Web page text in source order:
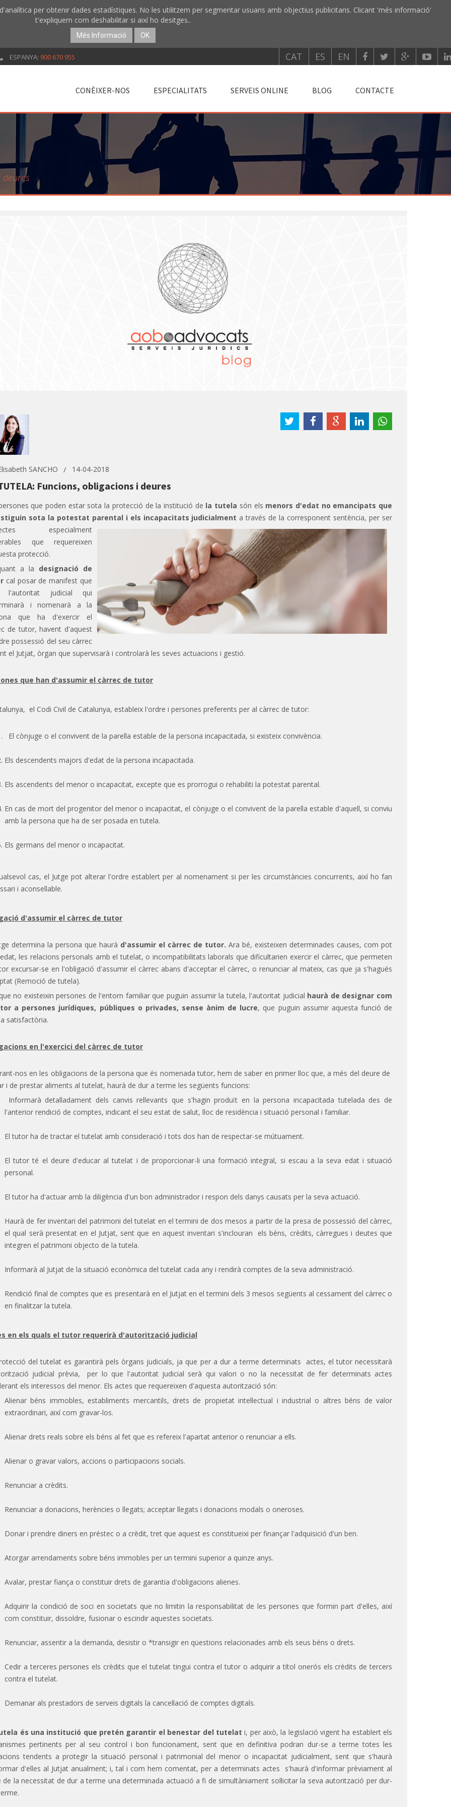
per obtenir dades estadístiques. No les utilitzem per segmentar usuaris amb objectius publicitaris. Clicant 'més informació'
t'expliquem com deshabilitar si així ho desitges..
Més Informació OK
ESPANYA: 900 670 955 CAT ES EN
CONÈIXER-NOS ESPECIALITATS SERVEIS ONLINE BLOG CONTACTE
deures
SANCHO 14-04-2018
Funcions, obligacions i deures
que poden estar sota la protecció de la institució de la tutela són els menors d'edat no emancipats que
sota la potestat parental i els incapacitats judicialment a través de la corresponent sentència,per ser
especialment
que requereixen
protecció.
a la designació de
cal posar de manifest que
l'autoritat judicial qui
i nomenarà a la
que ha d'exercir el
de tutor, havent d'aquest
possessió del seu càrrec
el Jutjat, òrgan que supervisarà i controlarà les seves actuacions i gestió.
que han d'assumir el càrrec de tutor
el Codi Civil de Catalunya, estableix l'ordre i persones preferents per al càrrec de tutor:
El cònjuge o el convivent de la parella estable de la persona incapacitada, si existeix convivència.
Els descendents majors d'edat de la persona incapacitada.
Els ascendents del menor o incapacitat, excepte que es prorrogui o rehabiliti la potestat parental.
En cas de mort del progenitor del menor o incapacitat, el cònjuge o el convivent de la parella estable d'aquell, si conviu
amb la persona que ha de ser posada en tutela.
Els germans del menor o incapacitat.
cas, el Jutge pot alterar l'ordre establert per al nomenament si per les circumstàncies concurrents, així ho fan
i aconsellable.
d'assumir el càrrec de tutor
determina la persona que haurà d'assumir el càrrec de tutor. Ara bé, existeixen determinades causes, com pot
les relacions personals amb el tutelat, o incompatibilitats laborals que dificultarien exercir el càrrec, que permeten
excursar-se en l'obligació d'assumir el càrrec abans d'acceptar el càrrec, o renunciar al mateix, cas que ja s'hagués
(Remoció de tutela).
no existeixin persones de l'entorn familiar que puguin assumir la tutela, l'autoritat judicial haurà de designar com
a persones jurídiques, públiques o privades, sense ànim de lucre, que puguin assumir aquesta funció de
satisfactòria.
en l'exercici del càrrec de tutor
nos en les obligacions de la persona que és nomenada tutor, hem de saber en primer lloc que, a més del deure de
i de prestar aliments al tutelat, haurà de dur a terme les següents funcions:
Informarà detalladament dels canvis rellevants que s'hagin produït en la persona incapacitada tutelada des de
l'anterior rendició de comptes, indicant el seu estat de salut, lloc de residència i situació personal i familiar.
El tutor ha de tractar el tutelat amb consideració i tots dos han de respectar-se mútuament.
El tutor té el deure d'educar al tutelat i de proporcionar-li una formació integral, si escau a la seva edat i situació
personal.
El tutor ha d'actuar amb la diligència d'un bon administrador i respon dels danys causats per la seva actuació.
Haurà de fer inventari del patrimoni del tutelat en el termini de dos mesos a partir de la presa de possessió del càrrec,
el qual serà presentat en el Jutjat, sent que en aquest inventari s'inclouran els béns, crèdits, càrregues i deutes que
integren el patrimoni objecto de la tutela.
Informarà al Jutjat de la situació econòmica del tutelat cada any i rendirà comptes de la seva administració.
Rendició final de comptes que es presentarà en el Jutjat en el termini dels 3 mesos següents al cessament del càrrec o
en finalitzar la tutela.
en els quals el tutor requerirà d'autorització judicial
del tutelat es garantirà pels òrgans judicials, ja que per a dur a terme determinats actes, el tutor necessitarà
judicial prèvia, per lo que l'autoritat judicial serà qui valori o no la necessitat de fer determinats actes
els interessos del menor. Els actes que requereixen d'aquesta autorització són:
Alienar béns immobles, establiments mercantils, drets de propietat intel·lectual i industrial o altres béns de valor
extraordinari, així com gravar-los.
Alienar drets reals sobre els béns al fet que es refereix l'apartat anterior o renunciar a ells.
Alienar o gravar valors, accions o participacions socials.
Renunciar a crèdits.
Renunciar a donacions, herències o llegats; acceptar llegats i donacions modals o oneroses.
Donar i prendre diners en préstec o a crèdit, tret que aquest es constitueixi per finançar l'adquisició d'un ben.
Atorgar arrendaments sobre béns immobles per un termini superior a quinze anys.
Avalar, prestar fiança o constituir drets de garantia d'obligacions alienes.
Adquirir la condició de soci en societats que no limitin la responsabilitat de les persones que formin part d'elles, així
com constituir, dissoldre, fusionar o escindir aquestes societats.
Renunciar, assentir a la demanda, desistir o *transigir en qüestions relacionades amb els seus béns o drets.
Cedir a terceres persones els crèdits que el tutelat tingui contra el tutor o adquirir a títol onerós els crèdits de tercers
contra el tutelat.
Demanar als prestadors de serveis digitals la cancel·lació de comptes digitals.
és una institució que pretén garantir el benestar del tutelat i, per això, la legislació vigent ha establert els
pertinents per al seu control i bon funcionament, sent que en definitiva podran dur-se a terme totes les
tendents a protegir la situació personal i patrimonial del menor o incapacitat judicialment, sent que s'haurà
d'elles al Jutjat anualment; i, tal i com hem comentat, per a determinats actes s'haurà d'informar prèviament al
de la necessitat de dur a terme una determinada actuació a fi de simultàniament sol·licitar la seva autorització per dur-